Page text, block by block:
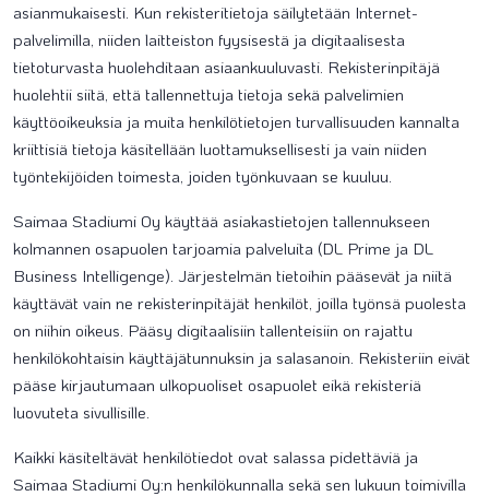
asianmukaisesti. Kun rekisteritietoja säilytetään Internet-
palvelimilla, niiden laitteiston fyysisestä ja digitaalisesta
tietoturvasta huolehditaan asiaankuuluvasti. Rekisterinpitäjä
huolehtii siitä, että tallennettuja tietoja sekä palvelimien
käyttöoikeuksia ja muita henkilötietojen turvallisuuden kannalta
kriittisiä tietoja käsitellään luottamuksellisesti ja vain niiden
työntekijöiden toimesta, joiden työnkuvaan se kuuluu.
Saimaa Stadiumi Oy käyttää asiakastietojen tallennukseen
kolmannen osapuolen tarjoamia palveluita (DL Prime ja DL
Business Intelligenge). Järjestelmän tietoihin pääsevät ja niitä
käyttävät vain ne rekisterinpitäjät henkilöt, joilla työnsä puolesta
on niihin oikeus. Pääsy digitaalisiin tallenteisiin on rajattu
henkilökohtaisin käyttäjätunnuksin ja salasanoin. Rekisteriin eivät
pääse kirjautumaan ulkopuoliset osapuolet eikä rekisteriä
luovuteta sivullisille.
Kaikki käsiteltävät henkilötiedot ovat salassa pidettäviä ja
Saimaa Stadiumi Oy:n henkilökunnalla sekä sen lukuun toimivilla